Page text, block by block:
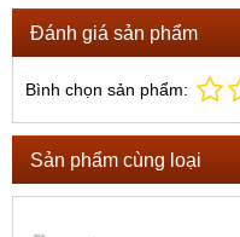
Đánh giá sản phẩm
Bình chọn sản phẩm:
Sản phẩm cùng loại